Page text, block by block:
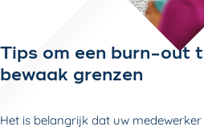
Tips om een burn-out
bewaak grenzen
Het is belangrijk dat uw